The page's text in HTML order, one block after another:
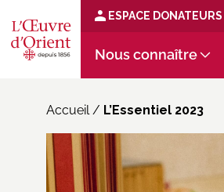
ESPACE DONATEURS
Nous connaître
Accueil/ L’Essentiel 2023